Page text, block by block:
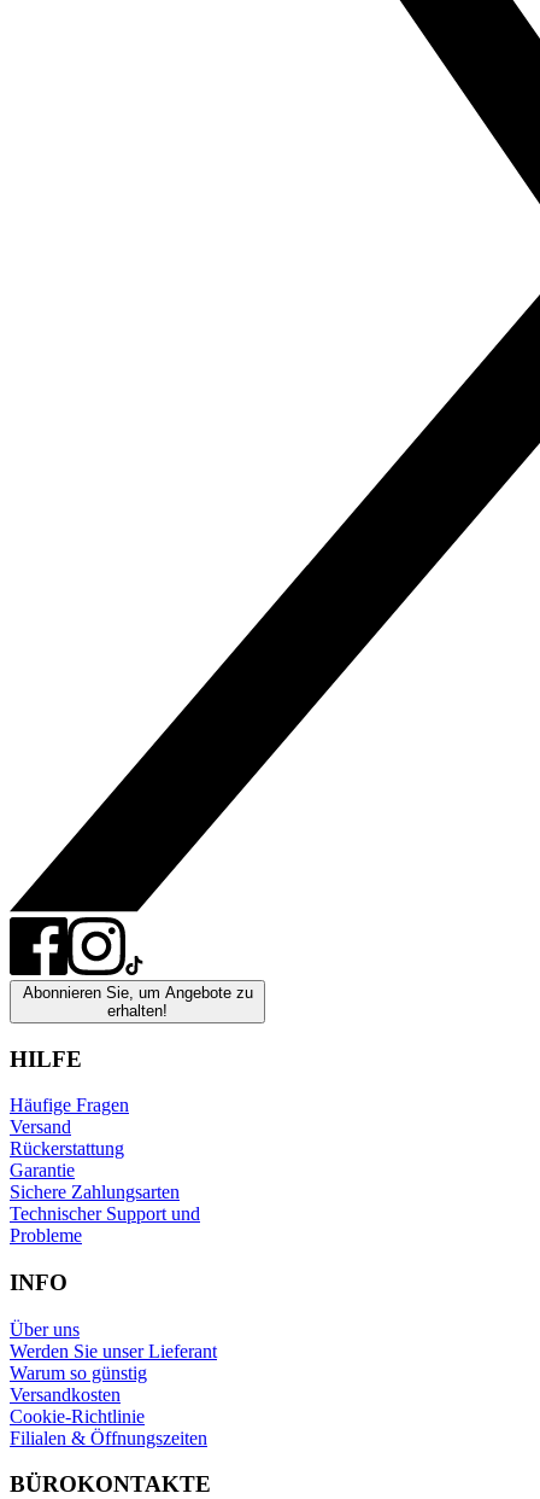
Abonnieren Sie, um Angebote zu
erhalten!
HILFE
Häufige Fragen
Versand
Rückerstattung
Garantie
Sichere Zahlungsarten
Technischer Support und
Probleme
INFO
Über uns
Werden Sie unser Lieferant
Warum so günstig
Versandkosten
Cookie-Richtlinie
Filialen & Öffnungszeiten
BÜROKONTAKTE